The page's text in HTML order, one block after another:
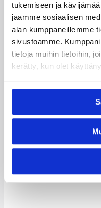
tukemiseen ja
jaamme sosiaalisen
alan kumppaneillemme
sivustoamme.
tietoja muihin tietoihin,
kerätty, kun olet
1
2
Cavé
n
Joo
nas
1
3
Huol
ila
To
mm
Dan